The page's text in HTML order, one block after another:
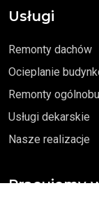
Usługi
Remonty dachów
Ocieplanie
Remonty
Usługi dekarskie
Nasze realizacje
Pracujemy